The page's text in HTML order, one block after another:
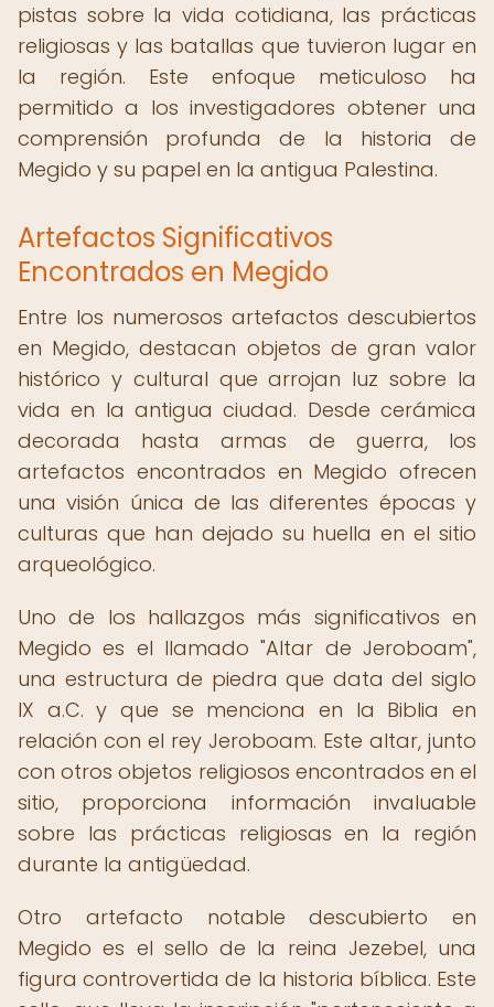
pistas sobre la vida cotidiana, las prácticas
religiosas y las batallas que tuvieron lugar en
la región. Este enfoque meticuloso ha
permitido a los investigadores obtener una
comprensión profunda de la historia de
Megido y su papel en la antigua Palestina.
Artefactos Significativos
Encontrados en Megido
Entre los numerosos artefactos descubiertos
en Megido, destacan objetos de gran valor
histórico y cultural que arrojan luz sobre la
vida en la antigua ciudad. Desde cerámica
decorada hasta armas de guerra, los
artefactos encontrados en Megido ofrecen
una visión única de las diferentes épocas y
culturas que han dejado su huella en el sitio
arqueológico.
Uno de los hallazgos más significativos en
Megido es el llamado "Altar de Jeroboam",
una estructura de piedra que data del siglo
IX a.C. y que se menciona en la Biblia en
relación con el rey Jeroboam. Este altar, junto
con otros objetos religiosos encontrados en el
sitio, proporciona información invaluable
sobre las prácticas religiosas en la región
durante la antigüedad.
Otro artefacto notable descubierto en
Megido es el sello de la reina Jezebel, una
figura controvertida de la historia bíblica. Este